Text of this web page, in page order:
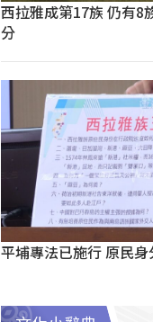
西拉雅成第17族 仍有8
分
平埔專法已施行 原民